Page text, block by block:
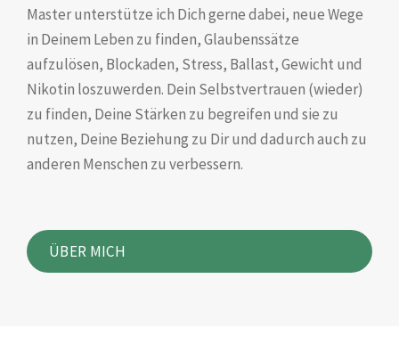
Master unterstütze ich Dich gerne dabei, neue Wege
in Deinem Leben zu finden, Glaubenssätze
aufzulösen, Blockaden, Stress, Ballast, Gewicht und
Nikotin loszuwerden. Dein Selbstvertrauen (wieder)
zu finden, Deine Stärken zu begreifen und sie zu
nutzen, Deine Beziehung zu Dir und dadurch auch zu
anderen Menschen zu verbessern.
ÜBER MICH